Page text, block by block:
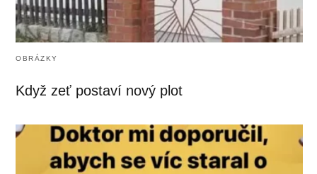
OBRÁZKY
Když zeť postaví nový plot